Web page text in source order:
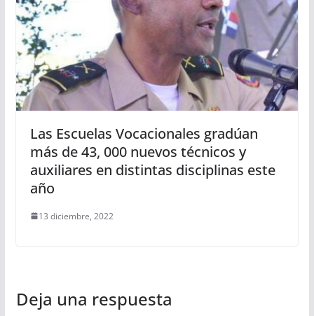
Las Escuelas Vocacionales gradúan
más de 43, 000 nuevos técnicos y
auxiliares en distintas disciplinas este
año
13 diciembre, 2022
Deja una respuesta